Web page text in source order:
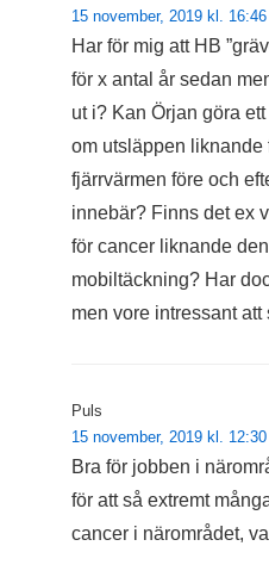
15 november, 2019 kl. 16:46
Har för mig att HB
för x antal år sedan
ut i? Kan Örjan göra
om utsläppen
fjärrvärmen före och
innebär? Finns det ex
för cancer liknande
mobiltäckning? Har
men vore intressant att
Puls
15 november, 2019 kl. 12:30
Bra för jobben i
för att så extremt
cancer i närområdet,